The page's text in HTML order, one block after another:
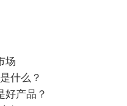
场
什么？
好产品？